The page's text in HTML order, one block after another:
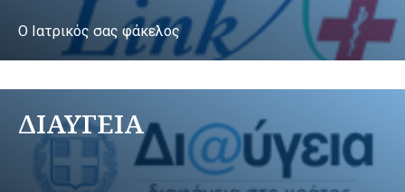
Ο Ιατρικός σας φάκελος
ΔΙΑΥΓΕΙΑ